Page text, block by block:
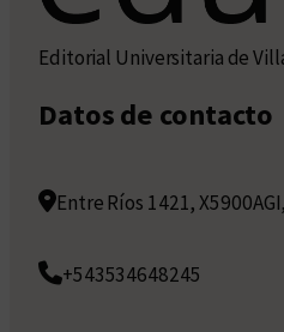
Editorial Universitaria de
Datos de contacto
Entre Ríos 1421,
+543534648245